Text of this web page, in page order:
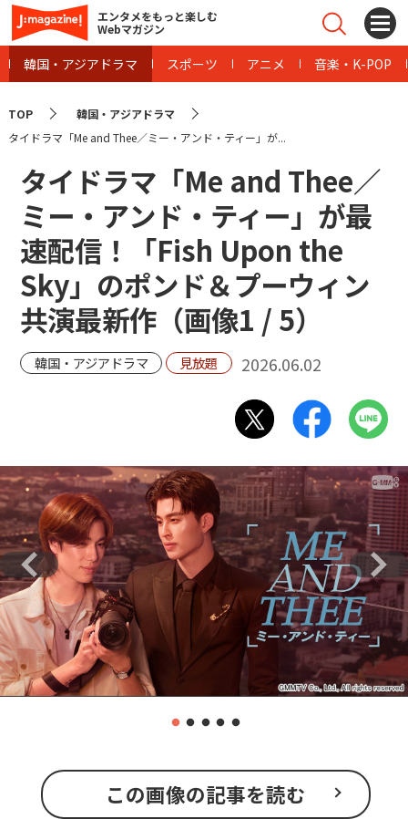
エンタメをもっと楽しむ
Webマガジン
韓国・アジアドラマ スポーツ アニメ 音楽・K-POP
TOP
韓国・アジアドラマ
タイドラマ「Me and Thee／ミー・アンド・ティー」が...
タイドラマ「Me and Thee／
ミー・アンド・ティー」が最
速配信！「Fish Upon the
Sky」のポンド＆プーウィン
共演最新作（画像1 / 5）
韓国・アジアドラマ 見放題 2026.06.02
この画像の記事を読む